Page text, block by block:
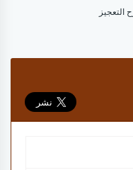
التعجيز